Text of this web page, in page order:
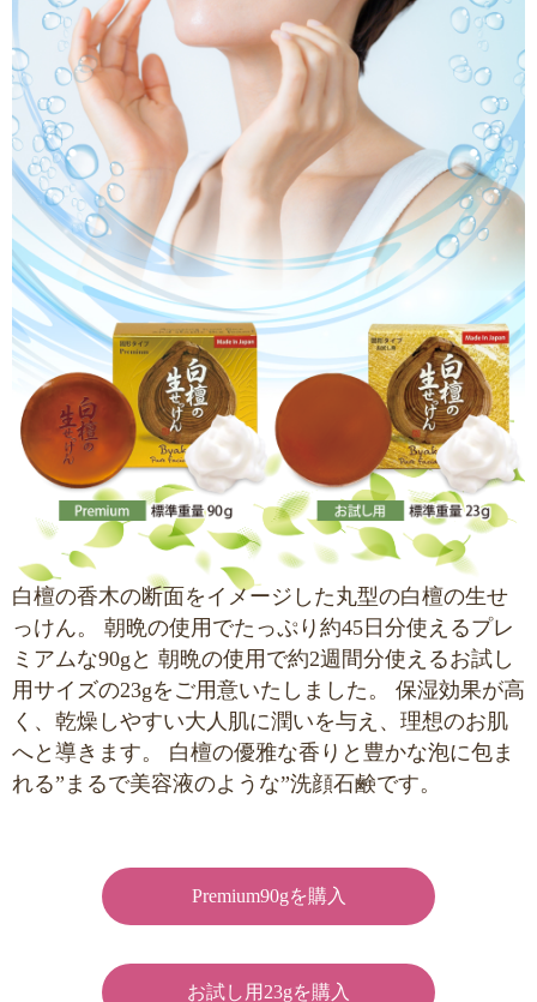
白檀の香木の断面をイメージした丸型の白檀の生せ
っけん。
朝晩の使用でたっぷり約45日分使えるプレ
ミアムな90gと 朝晩の使用で約2週間分使えるお試し
用サイズの23gをご用意いたしました。
保湿効果が高
く、乾燥しやすい大人肌に潤いを与え、理想のお肌
へと導きます。
白檀の優雅な香りと豊かな泡に包ま
れる”まるで美容液のような”洗顔石鹸です。
Premium90gを購入
お試し用23gを購入